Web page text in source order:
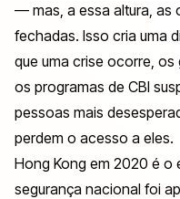
— mas, a essa altura, as
fechadas. Isso cria uma
que uma crise ocorre,
os programas de CBI
pessoas mais
perdem o acesso a eles.
Hong Kong em 2020 é o
segurança nacional foi